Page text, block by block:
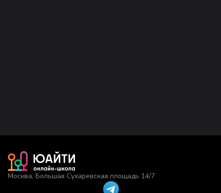
Москва, Большая Сухаревская площадь 14/7